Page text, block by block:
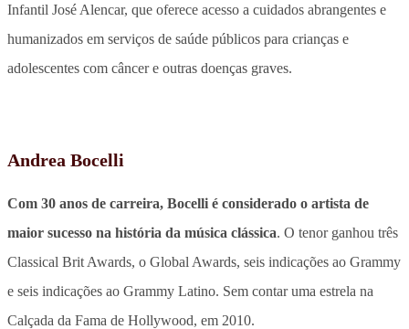
Infantil José Alencar, que oferece acesso a cuidados abrangentes e
humanizados em serviços de saúde públicos para crianças e
adolescentes com câncer e outras doenças graves.
Andrea Bocelli
Com 30 anos de carreira, Bocelli é considerado o artista de
maior sucesso na história da música clássica. O tenor ganhou três
Classical Brit Awards, o Global Awards, seis indicações ao Grammy
e seis indicações ao Grammy Latino. Sem contar uma estrela na
Calçada da Fama de Hollywood, em 2010.